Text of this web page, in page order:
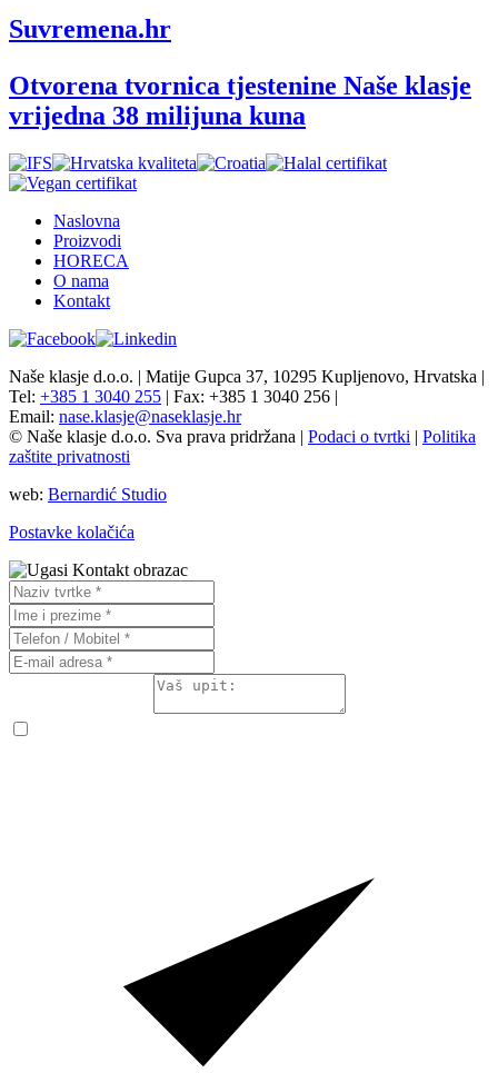
Suvremena.hr
Otvorena tvornica tjestenine Naše klasje
vrijedna 38 milijuna kuna
Naslovna
Proizvodi
HORECA
O nama
Kontakt
Naše klasje d.o.o. | Matije Gupca 37, 10295 Kupljenovo, Hrvatska |
Tel: +385 1 3040 255 | Fax: +385 1 3040 256 |
Email: nase.klasje@naseklasje.hr
© Naše klasje d.o.o. Sva prava pridržana | Podaci o tvrtki | Politika
zaštite privatnosti
web: Bernardić Studio
Postavke kolačića